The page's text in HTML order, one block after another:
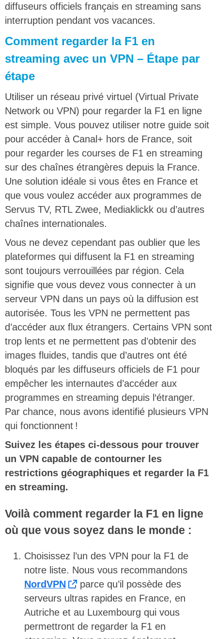
diffuseurs officiels français en streaming sans
interruption pendant vos vacances.
Comment regarder la F1 en
streaming avec un VPN – Étape par
étape
Utiliser un réseau privé virtuel (Virtual Private
Network ou VPN) pour regarder la F1 en ligne
est simple. Vous pouvez utiliser notre guide soit
pour accéder à Canal+ hors de France, soit
pour regarder les courses de F1 en streaming
sur des chaînes étrangères depuis la France.
Une solution idéale si vous êtes en France et
que vous voulez accéder aux programmes de
Servus TV, RTL Zwee, Mediaklickk ou d’autres
chaînes internationales.
Vous ne devez cependant pas oublier que les
plateformes qui diffusent la F1 en streaming
sont toujours verrouillées par région. Cela
signifie que vous devez vous connecter à un
serveur VPN dans un pays où la diffusion est
autorisée. Tous les VPN ne permettent pas
d’accéder aux flux étrangers. Certains VPN sont
trop lents et ne permettent pas d’obtenir des
images fluides, tandis que d’autres ont été
bloqués par les diffuseurs officiels de F1 pour
empêcher les internautes d’accéder aux
programmes en streaming depuis l‘étranger.
Par chance, nous avons identifié plusieurs VPN
qui fonctionnent !
Suivez les étapes ci-dessous pour trouver
un VPN capable de contourner les
restrictions géographiques et regarder la F1
en streaming.
Voilà comment regarder la F1 en ligne
où que vous soyez dans le monde :
Choisissez l’un des VPN pour la F1 de
notre liste. Nous vous recommandons
NordVPN
parce qu’il possède des
serveurs ultras rapides en France, en
Autriche et au Luxembourg qui vous
permettront de regarder la F1 en